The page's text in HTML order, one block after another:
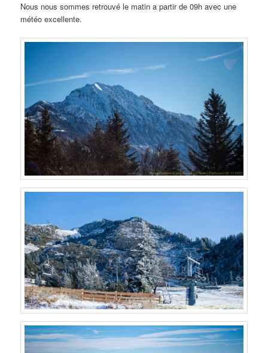
Nous nous sommes retrouvé le matin a partir de 09h avec une
météo excellente.